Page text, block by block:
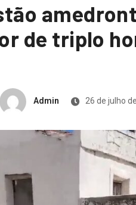
de triplo
Admin 26 de julho